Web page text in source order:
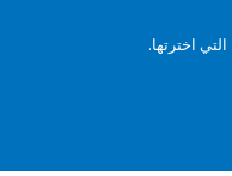
اخترتها.